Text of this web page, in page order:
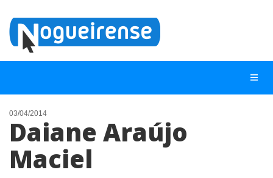
NOTÍCIAS
LISTA DIGITAL
03/04/2014
Daiane Araújo
Maciel